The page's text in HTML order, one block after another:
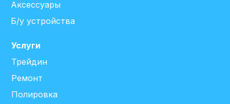
Услуги
Трейдин
Ремонт
Полировка
Аксессуары
Б/у устройства